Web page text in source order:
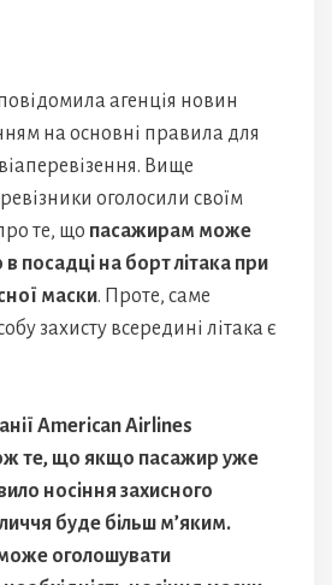
агенція новин
на основні правила для
Вище
оголосили своїм
те, що пасажирам може
посадці на борт літака при
маски. Проте, саме
захисту всередині літака є
American Airlines
те, що якщо пасажир уже
носіння захисного
буде більш м’яким.
оголошувати